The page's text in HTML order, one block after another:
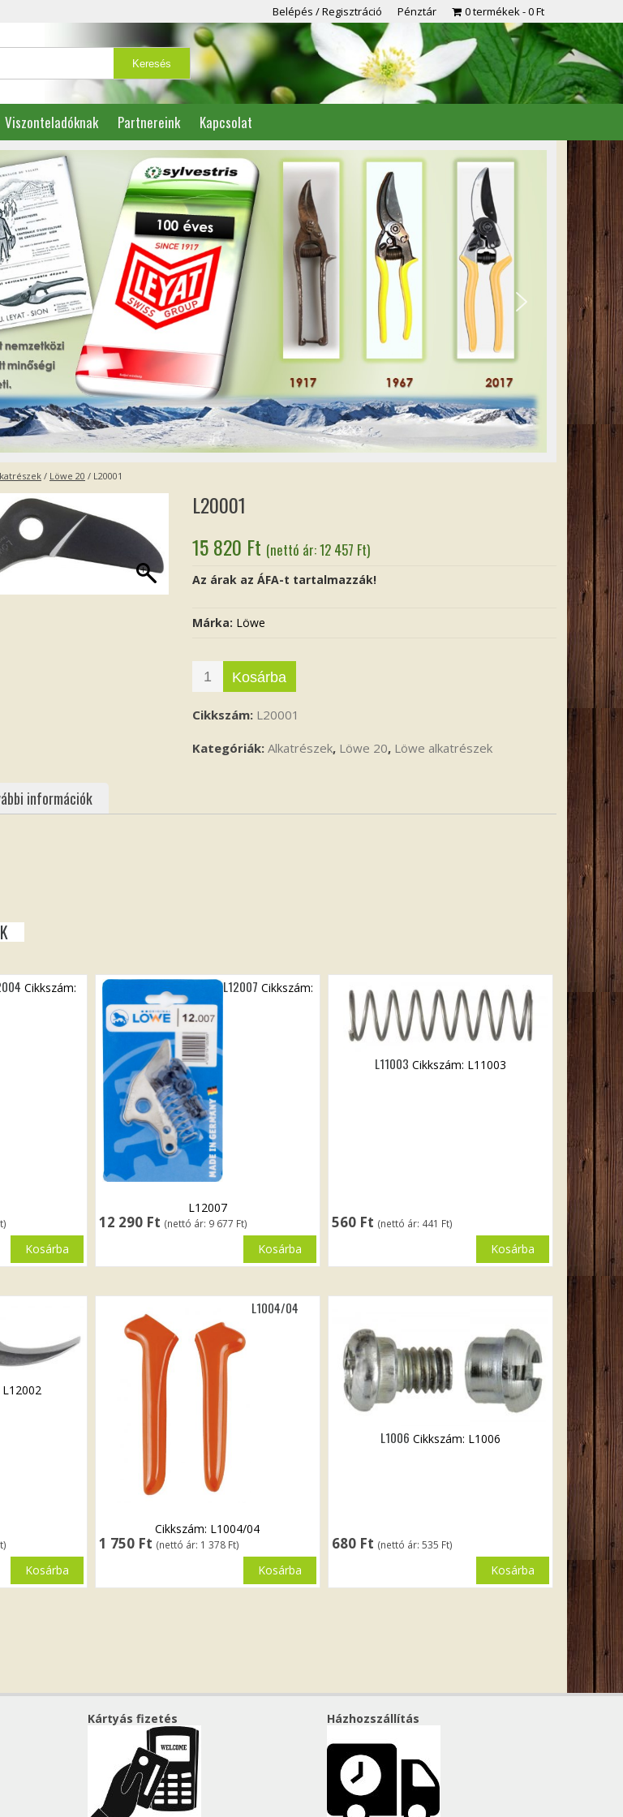
Belépés / Regisztráció Pénztár 0 termékek 0 Ft
Viszonteladóknak Partnereink Kapcsolat
/ Löwe 20 / L20001
L20001
15 820 Ft (nettó ár:12 457 Ft)
Az árak az ÁFA-t tartalmazzák!
Márka: Löwe
Kosárba
Cikkszám: L20001
Kategóriák: Alkatrészek, Löwe 20, Löwe alkatrészek
információk
)
Cikkszám:
Kosárba
L12007
12 290 Ft (nettó ár: 9 677 Ft)
Cikkszám:
L12007
Kosárba
L11003
560 Ft (nettó ár: 441 Ft)
Cikkszám: L11003
Kosárba
)
L12002
Kosárba
L1004/04
1 750 Ft (nettó ár: 1 378 Ft)
Cikkszám: L1004/04
Kosárba
L1006
680 Ft (nettó ár: 535 Ft)
Cikkszám: L1006
Kosárba
Kártyás fizetés Házhozszállítás